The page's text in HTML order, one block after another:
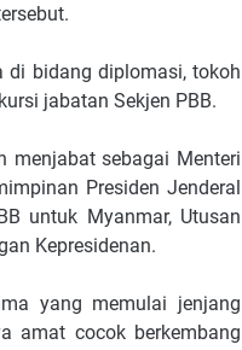
di bidang diplomasi, tokoh
jabatan Sekjen PBB.
menjabat sebagai Menteri
Presiden Jenderal
untuk Myanmar, Utusan
Kepresidenan.
yang memulai jenjang
amat cocok berkembang